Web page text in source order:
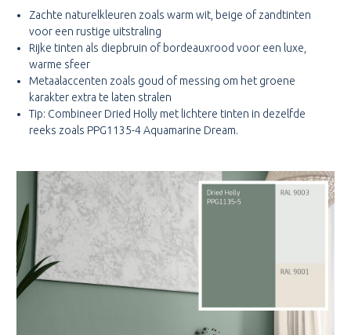
Zachte naturelkleuren zoals warm wit, beige of zandtinten
voor een rustige uitstraling
Rijke tinten als diepbruin of bordeauxrood voor een luxe,
warme sfeer
Metaalaccenten zoals goud of messing om het groene
karakter extra te laten stralen
Tip: Combineer Dried Holly met lichtere tinten in dezelfde
reeks zoals PPG1135-4 Aquamarine Dream.